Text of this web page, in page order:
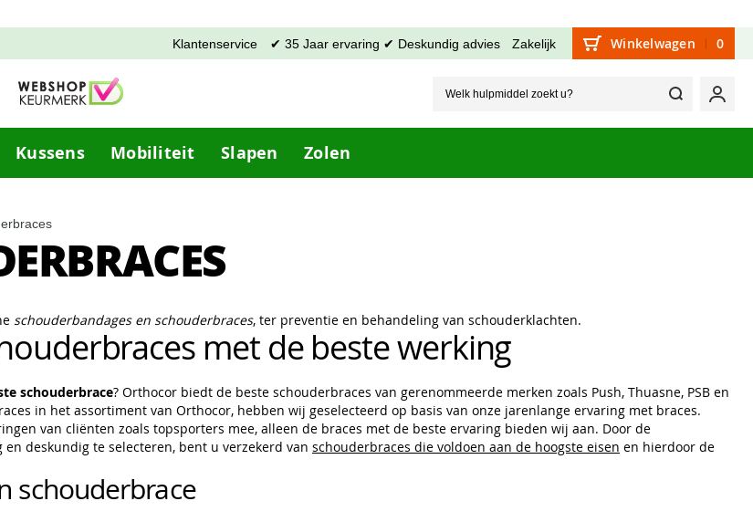
Klantenservice ✔ 35 Jaar ervaring ✔ Deskundig advies Zakelijk Winkelwagen 0
Welk
Mijn
Kussens Mobiliteit Slapen Zolen
schouderbandages en schouderbraces, ter preventie en behandeling van schouderklachten.
met de beste werking
schouderbrace? Orthocor biedt de beste schouderbraces van gerenommeerde merken zoals Push, Thuasne, PSB en
in het assortiment van Orthocor, hebben wij geselecteerd op basis van onze jarenlange ervaring met braces.
van cliënten zoals topsporters mee, alleen de braces met de beste ervaring bieden wij aan. Door de
deskundig te selecteren, bent u verzekerd van schouderbraces die voldoen aan de hoogste eisen en hierdoor de
schouderbrace